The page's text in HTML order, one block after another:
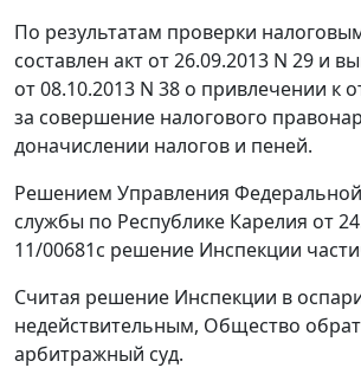
По результатам проверки
составлен акт от 26.09.2013 N 29 и
от 08.10.2013 N 38 о привлечении к
за совершение налогового
доначислении налогов и пеней.
Решением Управления
службы по Республике Карелия от
11/00681с решение Инспекции
Считая решение Инспекции в
недействительным, Общество
арбитражный суд.